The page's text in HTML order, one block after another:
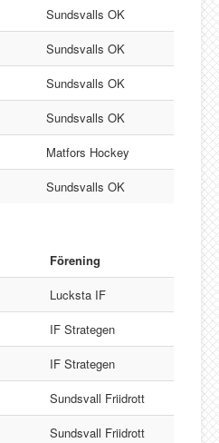
Sundsvalls OK
Sundsvalls OK
Sundsvalls OK
Sundsvalls OK
Matfors Hockey
Sundsvalls OK
Förening
Lucksta IF
IF Strategen
IF Strategen
Sundsvall Friidrott
Sundsvall Friidrott